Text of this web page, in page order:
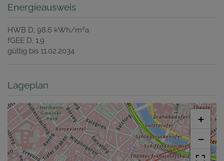
Energieausweis
HWB D, 98.6 kWh/m2a
fGEE D, 1,9
gültig bis 11.02.2034
Lageplan
+
−